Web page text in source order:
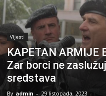
Vijesti
KAPETAN ARMIJE
Zar borci ne
sredstava
By admin - 29 listopada, 2023